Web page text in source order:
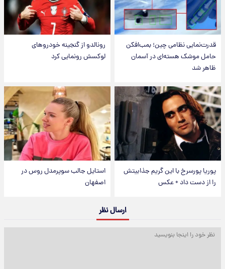
قدرت‌نمایی نظامی چین؛ بمب‌افکن
حامل موشک هسته‌ای در آسمان
ظاهر شد
رونالدو از گنجینه خودروهای
لوکسش رونمایی کرد
پوریا پورسرخ با این گریم جذابیتش
را از دست داد + عکس
استایل جالب سوپرمدل روس در
اصفهان
ارسال نظر